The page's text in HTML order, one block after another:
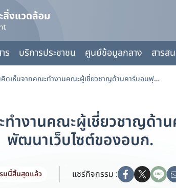
ร บริการประชาชน ศูนย์ข้อมูลกลาง สารส
ประชุมรับฟังความคิดเห็นจากคณะทำงานคณะผู้เชี่ยวชาญด้านคาร์บอนฟุตพริ้นท์ขององค์กรผู้พัฒนาเว็บไซต์ของอบก.
ทำงานคณะผู้เชี่ยวชาญด้
พัฒนาเว็บไซต์ของอบก.
มนี้สิ้นสุดแล้ว แชร์กิจกรรม :